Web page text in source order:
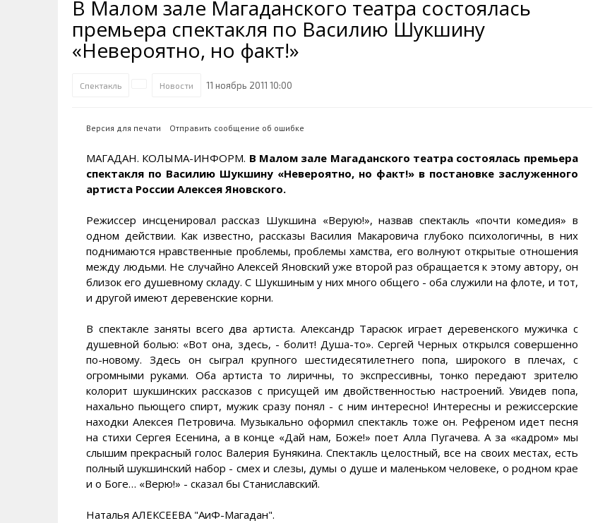
Транспортная инфраструктура
Их надо знать. Галерея славы
Колымы
Интерактивная карта
Песни о Колыме
Хранители экрана. Заставки
Онлайн вебкамеры в Магадане
Кинохроника Магадана
Губернатор
Наркоте нет
Аэропорт Магадан
Полицейских не бить
Аварии ДТП
Кванториум
Визит
Благоустройство
Ипотека
Алименты
УМВД
В Малом зале Магаданского театра состоялась
премьера спектакля по Василию Шукшину
«Невероятно, но факт!»
Спектакль Новости 11 ноябрь 2011 10:00
Версия для печати Отправить сообщение об ошибке
МАГАДАН. КОЛЫМА-ИНФОРМ. В Малом зале Магаданского театра состоялась премьера
спектакля по Василию Шукшину «Невероятно, но факт!» в постановке заслуженного
артиста России Алексея Яновского.
Режиссер инсценировал рассказ Шукшина «Верую!», назвав спектакль «почти комедия» в
одном действии. Как известно, рассказы Василия Макаровича глубоко психологичны, в них
поднимаются нравственные проблемы, проблемы хамства, его волнуют открытые отношения
между людьми. Не случайно Алексей Яновский уже второй раз обращается к этому автору, он
близок его душевному складу. С Шукшиным у них много общего - оба служили на флоте, и тот,
и другой имеют деревенские корни.
В спектакле заняты всего два артиста. Александр Тарасюк играет деревенского мужичка с
душевной болью: «Вот она, здесь, - болит! Душа-то». Сергей Черных открылся совершенно
по-новому. Здесь он сыграл крупного шестидесятилетнего попа, широкого в плечах, с
огромными руками. Оба артиста то лиричны, то экспрессивны, тонко передают зрителю
колорит шукшинских рассказов с присущей им двойственностью настроений. Увидев попа,
нахально пьющего спирт, мужик сразу понял - с ним интересно! Интересны и режиссерские
находки Алексея Петровича. Музыкально оформил спектакль тоже он. Рефреном идет песня
на стихи Сергея Есенина, а в конце «Дай нам, Боже!» поет Алла Пугачева. А за «кадром» мы
слышим прекрасный голос Валерия Бунякина. Спектакль целостный, все на своих местах, есть
полный шукшинский набор - смех и слезы, думы о душе и маленьком человеке, о родном крае
и о Боге… «Верю!» - сказал бы Станиславский.
Наталья АЛЕКСЕЕВА "АиФ-Магадан".